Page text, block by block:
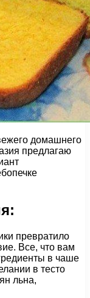
домашнего
предлагаю
превратило
Все, что вам
в чаше
в тесто
льна,